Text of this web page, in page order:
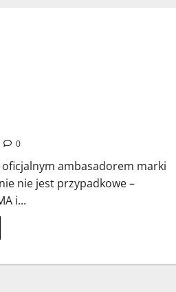
0
oficjalnym ambasadorem marki
nie jest przypadkowe –
i...